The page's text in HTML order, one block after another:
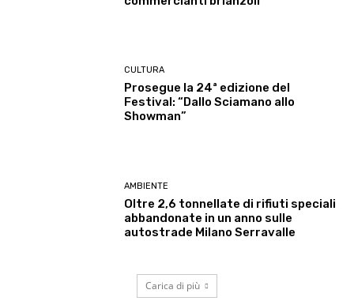
CULTURA
Prosegue la 24ª edizione del
Festival: “Dallo Sciamano allo
Showman”
AMBIENTE
Oltre 2,6 tonnellate di rifiuti speciali
abbandonate in un anno sulle
autostrade Milano Serravalle
Carica di più